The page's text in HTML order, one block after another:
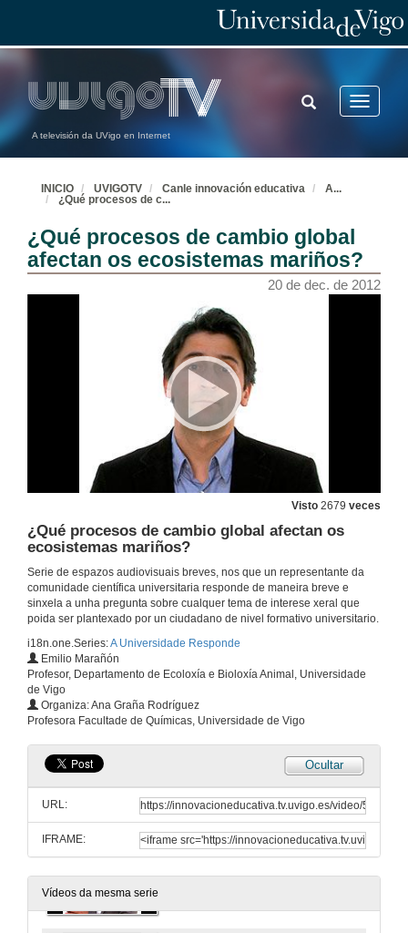
A televisión da UVigo en Internet
Toggle
TOGGLE
SEARCH
INICIO UVIGOTV Canle innovación educativa A...
¿Qué procesos de c...
¿Qué procesos de cambio global
afectan os ecosistemas mariños?
20 de dec. de 2012
Visto 2679 veces
¿Qué procesos de cambio global afectan os
ecosistemas mariños?
Serie de espazos audiovisuais breves, nos que un representante da
comunidade científica universitaria responde de maneira breve e
sinxela a unha pregunta sobre cualquer tema de interese xeral que
poida ser plantexado por un ciudadano de nivel formativo universitario.
i18n.one.Series:A Universidade Responde
Emilio Marañón
Profesor, Departamento de Ecoloxía e Bioloxía Animal, Universidade
de Vigo
Organiza: Ana Graña Rodríguez
Profesora Facultade de Químicas, Universidade de Vigo
Ocultar
URL:
IFRAME:
Vídeos da mesma serie
¿As neuronas descansan?
20 de dec. de 2012
¿Pode ser rentable o software libre?